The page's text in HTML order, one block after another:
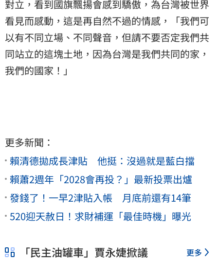
對立，看到國旗飄揚會感到驕傲，為台灣被世界
看見而感動，這是再自然不過的情感，「我們可
以有不同立場、不同聲音，但請不要否定我們共
同站立的這塊土地，因為台灣是我們共同的家，
我們的國家！」
更多新聞：
賴清德拋成長津貼 他挺：沒過就是藍白擋
賴蕭2週年「2028會再投？」最新投票出爐
發錢了！一早2津貼入帳 月底前還有14筆
520迎天赦日！求財補運「最佳時機」曝光
「民主油罐車」賈永婕掀議 更多